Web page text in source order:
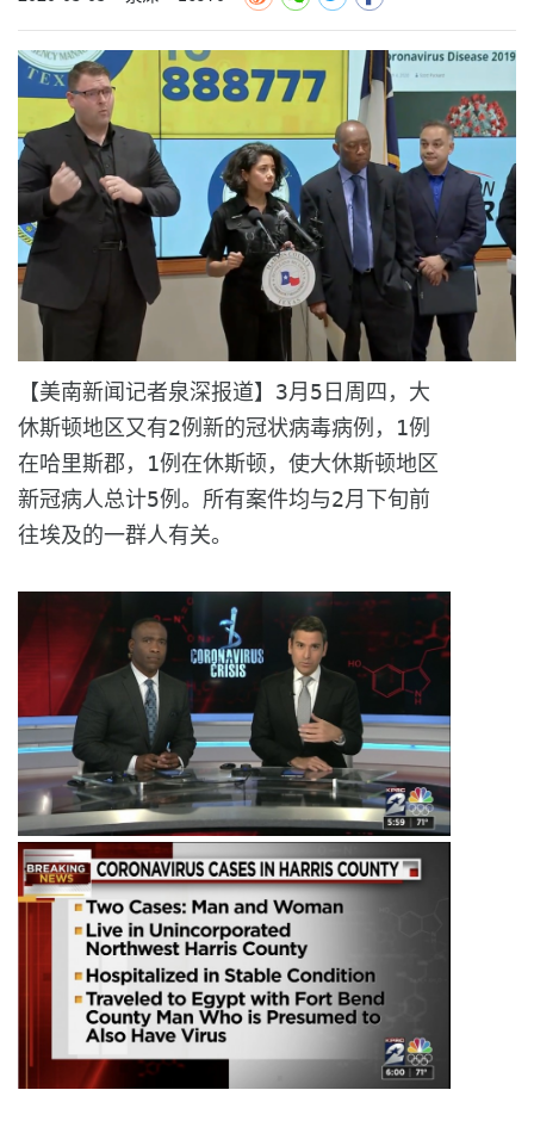
【美南新闻记者泉深报道】3月5日周四， 大
休斯顿地区又有2例新的冠状病毒病例，1例
在哈里斯郡， 1例在休斯顿，使大休斯顿地区
新冠病人总计5例。 所有案件均与2月下旬前
往埃及的一群人有关。